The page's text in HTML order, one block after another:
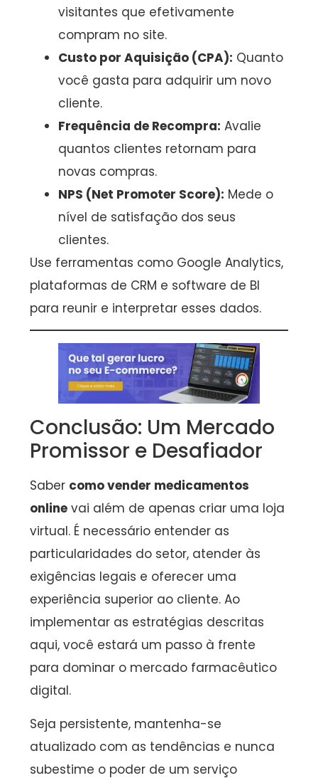
visitantes que efetivamente
compram no site.
Custo por Aquisição (CPA): Quanto
você gasta para adquirir um novo
cliente.
Frequência de Recompra: Avalie
quantos clientes retornam para
novas compras.
NPS (Net Promoter Score): Mede o
nível de satisfação dos seus
clientes.
Use ferramentas como Google Analytics,
plataformas de CRM e software de BI
para reunir e interpretar esses dados.
Conclusão: Um Mercado
Promissor e Desafiador
Saber como vender medicamentos
online vai além de apenas criar uma loja
virtual. É necessário entender as
particularidades do setor, atender às
exigências legais e oferecer uma
experiência superior ao cliente. Ao
implementar as estratégias descritas
aqui, você estará um passo à frente
para dominar o mercado farmacêutico
digital.
Seja persistente, mantenha-se
atualizado com as tendências e nunca
subestime o poder de um serviço